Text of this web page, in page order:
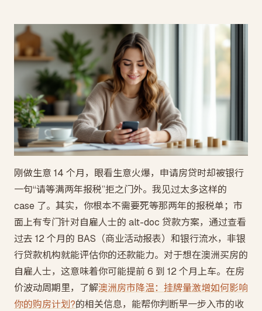
刚做生意 14 个月，眼看生意火爆，申请房贷时却被银行
一句“请等满两年报税”拒之门外。我见过太多这样的
case 了。其实，你根本不需要死等那两年的报税单；市
面上有专门针对自雇人士的 alt-doc 贷款方案，通过查看
过去 12 个月的 BAS（商业活动报表）和银行流水，非银
行贷款机构就能评估你的还款能力。对于想在澳洲买房的
自雇人士，这意味着你可能提前 6 到 12 个月上车。在房
价波动周期里，了解澳洲房市降温：挂牌量激增如何影响
你的购房计划?的相关信息，能帮你判断早一步入市的收